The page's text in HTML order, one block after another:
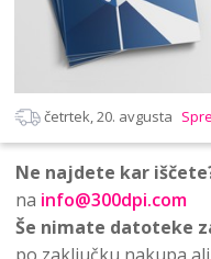
četrtek, 20. avgusta
Ne najdete kar
na info@300dpi.com
Še nimate datoteke